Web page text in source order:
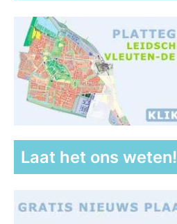
Laat het ons weten!